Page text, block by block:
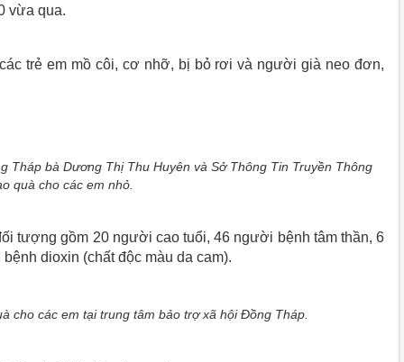
vừa qua.
trẻ em mồ côi, cơ nhỡ, bị bỏ rơi và người già neo đơn,
Tháp bà Dương Thị Thu Huyên và Sở Thông Tin Truyền Thông
quà cho các em nhỏ.
tượng gồm 20 người cao tuổi, 46 người bệnh tâm thần, 6
dioxin (chất độc màu da cam).
cho các em tại trung tâm bảo trợ xã hội Đồng Tháp.